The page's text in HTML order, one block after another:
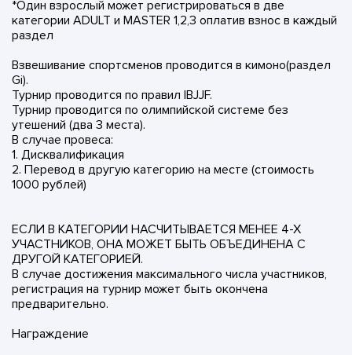
*Один взрослый может регистрироваться в две
категории ADULT и MASTER 1,2,3 оплатив взнос в каждый
раздел
Взвешивание спортсменов проводится в кимоно(раздел
Gi).
Турнир проводится по правил IBJJF.
Турнир проводится по олимпийской системе без
утешений (два 3 места).
В случае провеса:
1. Дисквалификация
2. Перевод в другую категорию на месте (стоимость
1000 рублей)
ЕСЛИ В КАТЕГОРИИ НАСЧИТЫВАЕТСЯ МЕНЕЕ 4-Х
УЧАСТНИКОВ, ОНА МОЖЕТ БЫТЬ ОБЪЕДИНЕНА С
ДРУГОЙ КАТЕГОРИЕЙ.
В случае достижения максимального числа участников,
регистрация на турнир может быть окончена
предварительно.
Награждение